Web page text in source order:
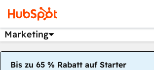
Marketing
Bis zu 65 % Rabatt auf Starter